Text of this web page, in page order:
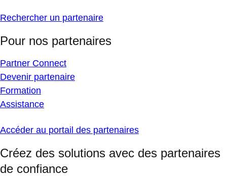
Rechercher un partenaire
Pour nos partenaires
Partner Connect
Devenir partenaire
Formation
Assistance
Accéder au portail des partenaires
Créez des solutions avec des partenaires
de confiance